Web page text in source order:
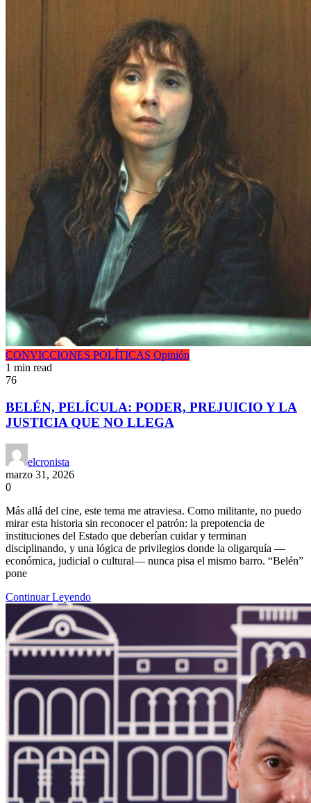
CONVICCIONES POLÍTICAS Opinión
1 min read
76
BELÉN, PELÍCULA: PODER, PREJUICIO Y LA
JUSTICIA QUE NO LLEGA
elcronista
marzo 31, 2026
0
Más allá del cine, este tema me atraviesa. Como militante, no puedo
mirar esta historia sin reconocer el patrón: la prepotencia de
instituciones del Estado que deberían cuidar y terminan
disciplinando, y una lógica de privilegios donde la oligarquía —
económica, judicial o cultural— nunca pisa el mismo barro. “Belén”
pone
Continuar Leyendo